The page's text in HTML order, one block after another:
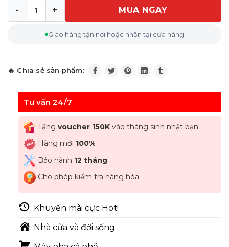
Set Dao Thái Zwilling Gourmet 3 Chiếc số lượng
MUA NGAY
Giao hàng tận nơi hoặc nhận tại cửa hàng
Tư vấn 24/7
Tặng voucher 150Kvào tháng sinh nhật bạn
Hàng mới 100%
Bảo hành 12 tháng
Cho phép kiểm tra hàng hóa
Khuyến mãi cực Hot!
Nhà cửa và đời sống